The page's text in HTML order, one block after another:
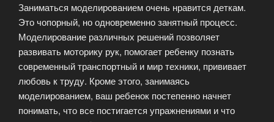
Заниматься моделированием очень нравится деткам.
Это чопорный, но одновременно занятный процесс.
Моделирование различных решений позволяет
развивать моторику рук, помогает ребенку познать
современный транспортный и мир техники, прививает
любовь к труду. Кроме этого, занимаясь
моделированием, ваш ребенок постепенно начнет
понимать, что все постигается упражнениями и что